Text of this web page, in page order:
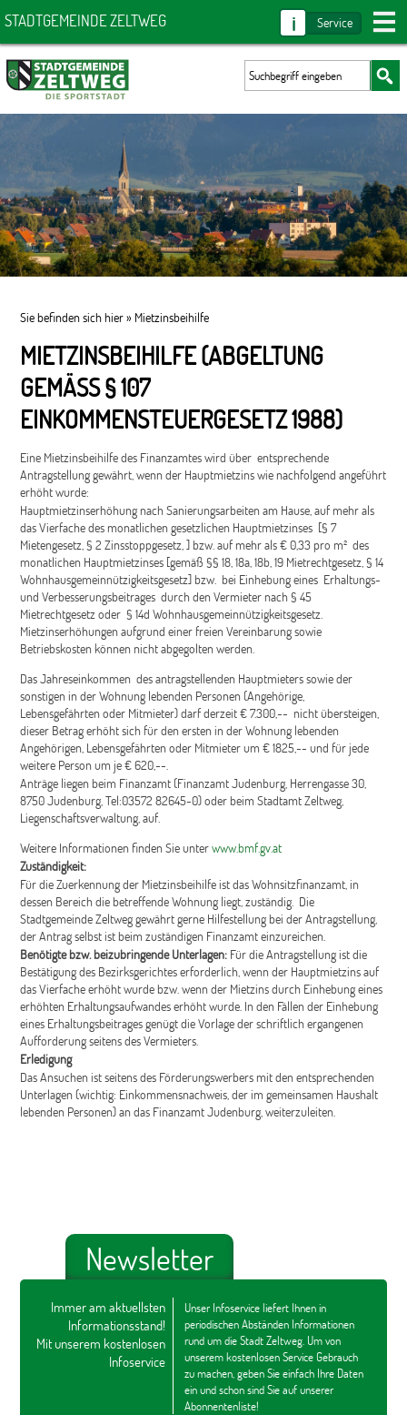
STADTGEMEINDE ZELTWEG i Service
Sie befinden sich hier » Mietzinsbeihilfe
MIETZINSBEIHILFE (ABGELTUNG
GEMÄSS § 107 E
INKOMMENSTEUERGESETZ 1988)
Eine Mietzinsbeihilfe des Finanzamtes wird über entsprechende
Antragstellung gewährt, wenn der Hauptmietzins wie nachfolgend angeführt
erhöht wurde:
Hauptmietzinserhöhung nach Sanierungsarbeiten am Hause, auf mehr als
das Vierfache des monatlichen gesetzlichen Hauptmietzinses [§ 7
Mietengesetz, § 2 Zinsstoppgesetz, ] bzw. auf mehr als € 0,33 pro m² des
monatlichen Hauptmietzinses [gemäß §§ 18, 18a, 18b, 19 Mietrechtgesetz, § 14
Wohnhausgemeinnützigkeitsgesetz] bzw. bei Einhebung eines Erhaltungs-
und Verbesserungsbeitrages durch den Vermieter nach § 45
Mietrechtgesetz oder § 14d Wohnhausgemeinnützigkeitsgesetz.
Mietzinserhöhungen aufgrund einer freien Vereinbarung sowie
Betriebskosten können nicht abgegolten werden.
Das Jahreseinkommen des antragstellenden Hauptmieters sowie der
sonstigen in der Wohnung lebenden Personen (Angehörige,
Lebensgefährten oder Mitmieter) darf derzeit € 7.300,-- nicht übersteigen,
dieser Betrag erhöht sich für den ersten in der Wohnung lebenden
Angehörigen, Lebensgefährten oder Mitmieter um € 1825,-- und für jede
weitere Person um je € 620,--.
Anträge liegen beim Finanzamt (Finanzamt Judenburg, Herrengasse 30,
8750 Judenburg, Tel:03572 82645-0) oder beim Stadtamt Zeltweg,
Liegenschaftsverwaltung, auf.
Weitere Informationen finden Sie unterwww.bmf.gv.at
Zuständigkeit:
Für die Zuerkennung der Mietzinsbeihilfe ist das Wohnsitzfinanzamt, in
dessen Bereich die betreffende Wohnung liegt, zuständig. Die
Stadtgemeinde Zeltweg gewährt gerne Hilfestellung bei der Antragstellung,
der Antrag selbst ist beim zuständigen Finanzamt einzureichen.
Benötigte bzw. beizubringende Unterlagen: Für die Antragstellung ist die
Bestätigung des Bezirksgerichtes erforderlich, wenn der Hauptmietzins auf
das Vierfache erhöht wurde bzw. wenn der Mietzins durch Einhebung eines
erhöhten Erhaltungsaufwandes erhöht wurde. In den Fällen der Einhebung
eines Erhaltungsbeitrages genügt die Vorlage der schriftlich ergangenen
Aufforderung seitens des Vermieters.
Erledigung
Das Ansuchen ist seitens des Förderungswerbers mit den entsprechenden
Unterlagen (wichtig: Einkommensnachweis, der im gemeinsamen Haushalt
lebenden Personen) an das Finanzamt Judenburg, weiterzuleiten.
Newsletter
Immer am aktuellsten
Informationsstand!
Mit unserem kostenlosen
Infoservice
Unser Infoservice liefert Ihnen in
periodischen Abständen Informationen
rund um die Stadt Zeltweg. Um von
unserem kostenlosen Service Gebrauch
zu machen, geben Sie einfach Ihre Daten
ein und schon sind Sie auf unserer
Abonnentenliste!